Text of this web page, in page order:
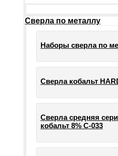
Сверла по металлу
Наборы сверла по
Сверла кобальт
Сверла средняя
кобальт 8% С-033